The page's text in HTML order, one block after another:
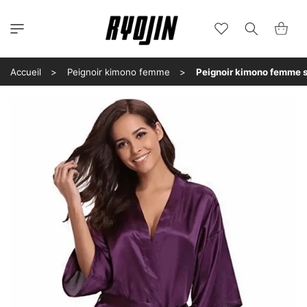
au
contenu
Wishlist Panier
Accueil Peignoir kimono femme Peignoir kimono femme